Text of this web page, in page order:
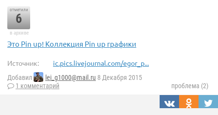
отметили
6
в архиве
Это Pin up! Коллекция Pin up графики
Источник: ic.pics.livejournal.com/egor_p...
Добавил lei_g1000@mail.ru 8 Декабря 2015
1 комментарий
проблема (2)